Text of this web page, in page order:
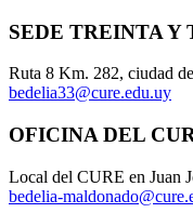
SEDE TREINTA Y
Ruta 8 Km. 282, ciudad
bedelia33@cure.edu.uy
OFICINA DEL
Local del CURE en Juan
bedelia-